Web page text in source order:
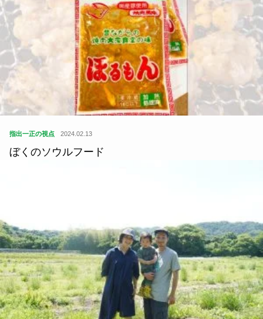
指出一正の視点 2024.02.13
ぼくのソウルフード